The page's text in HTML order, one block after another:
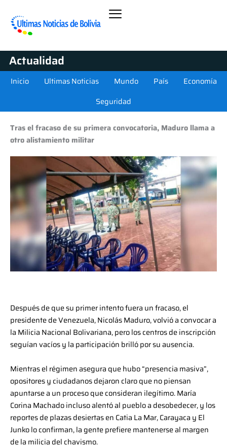
Actualidad
Inicio Ultimas Noticias Mundo País
Economía
Seguridad
Tras el fracaso de su primera convocatoria, Maduro llama a
otro alistamiento militar
Después de que su primer intento fuera un fracaso, el
presidente de Venezuela, Nicolás Maduro, volvió a convocar a
la Milicia Nacional Bolivariana, pero los centros de inscripción
seguían vacíos y la participación brilló por su ausencia.
Mientras el régimen asegura que hubo “presencia masiva”,
opositores y ciudadanos dejaron claro que no piensan
apuntarse a un proceso que consideran ilegítimo. María
Corina Machado incluso alentó al pueblo a desobedecer, y los
reportes de plazas desiertas en Catia La Mar, Carayaca y El
Junko lo confirman, la gente prefiere mantenerse al margen
de la milicia del chavismo.